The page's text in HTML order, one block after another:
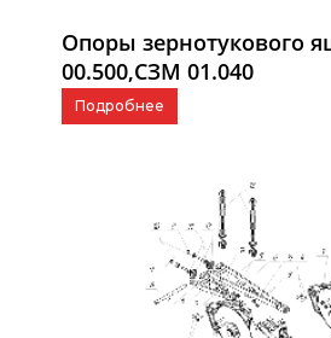
Опоры зернотукового
00.500,СЗМ 01.040
Подробнее